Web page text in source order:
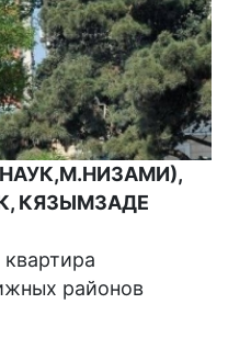
КЯЗЫМЗАДЕ
районов